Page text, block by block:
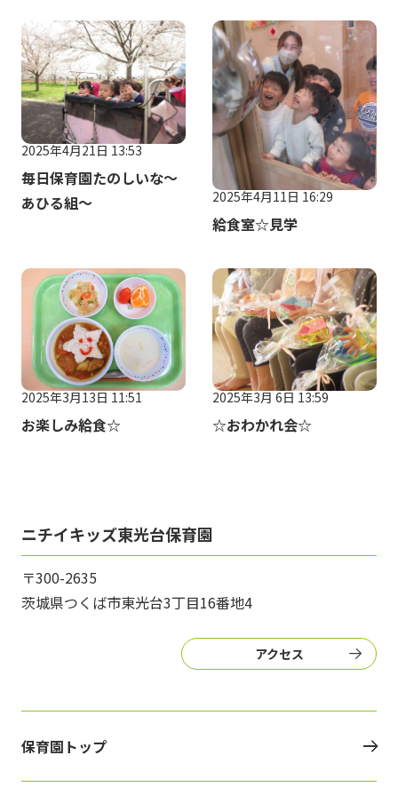
2025年4月21日 13:53
毎日保育園たのしいな～
あひる組～
2025年4月11日 16:29
給食室☆見学
2025年3月13日 11:51
お楽しみ給食☆
2025年3月 6日 13:59
☆おわかれ会☆
ニチイキッズ東光台保育園
〒300-2635
茨城県つくば市東光台3丁目16番地4
アクセス
保育園トップ